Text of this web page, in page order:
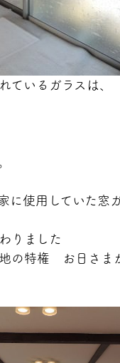
ているガラスは、
に使用していた窓
りました
の特権 お日さま